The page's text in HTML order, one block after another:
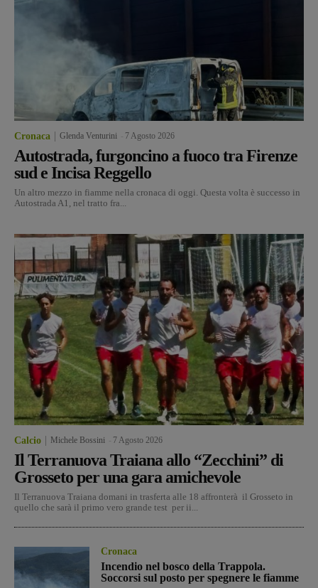
Cronaca Glenda Venturini 7 Agosto 2026
Autostrada, furgoncino a fuoco tra Firenze
sud e Incisa Reggello
Un altro mezzo in fiamme nella cronaca di oggi. Questa volta è successo in
Autostrada A1, nel tratto fra...
Calcio Michele Bossini 7 Agosto 2026
Il Terranuova Traiana allo “Zecchini” di
Grosseto per una gara amichevole
Il Terranuova Traiana domani in trasferta alle 18 affronterà il Grosseto in
quello che sarà il primo vero grande test per ii...
Cronaca
Incendio nel bosco della Trappola.
Soccorsi sul posto per spegnere le fiamme